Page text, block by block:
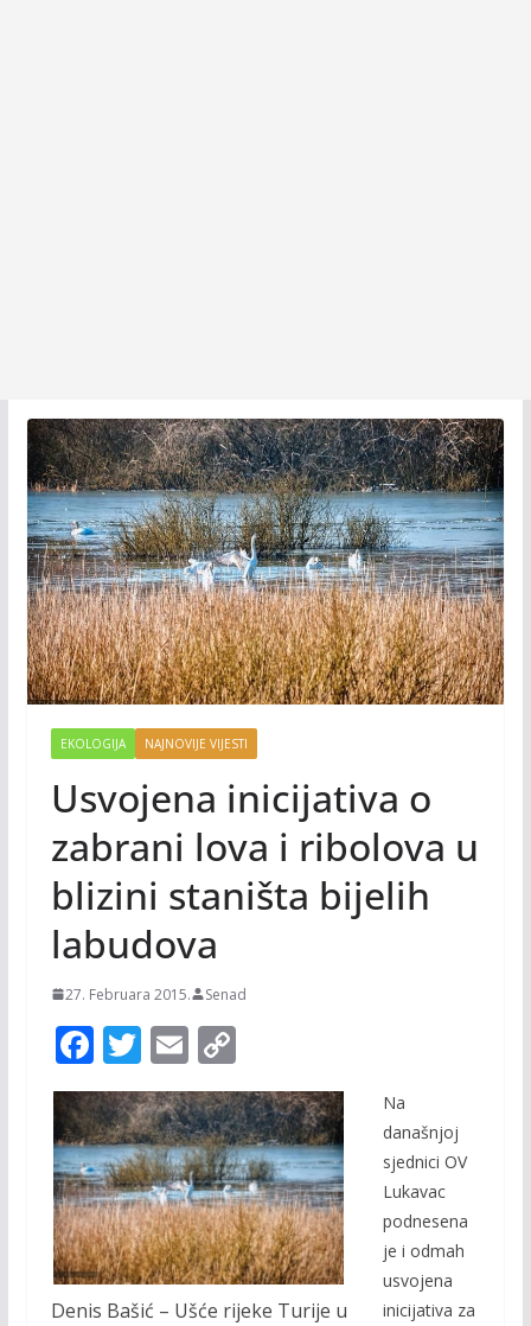
EKOLOGIJA NAJNOVIJE VIJESTI
Usvojena inicijativa o
zabrani lova i ribolova u
blizini staništa bijelih
labudova
27. Februara 2015. Senad
F
ac
e
b
o
o
k
T
w
itt
er
E
m
ai
l
C
o
p
y
Li
n
k
Denis Bašić – Ušće rijeke Turije u
Na
današnjoj
sjednici OV
Lukavac
podnesena
je i odmah
usvojena
inicijativa za